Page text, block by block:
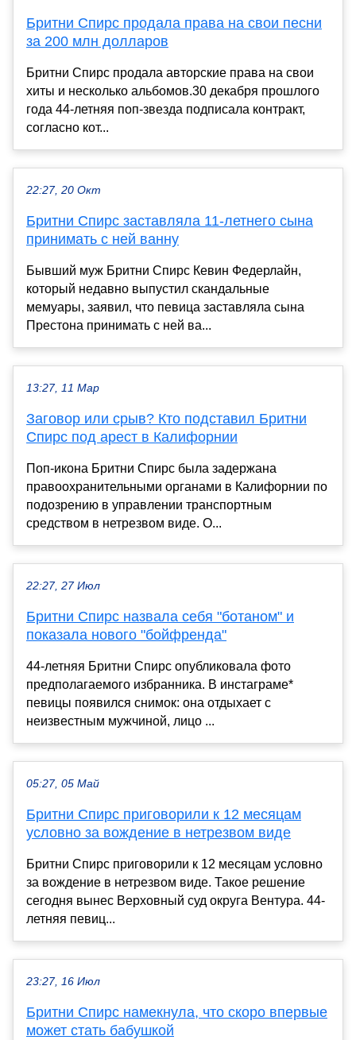
Бритни Спирс продала права на свои песни
за 200 млн долларов
Бритни Спирс продала авторские права на свои
хиты и несколько альбомов.30 декабря прошлого
года 44-летняя поп-звезда подписала контракт,
согласно кот...
22:27, 20 Окт
Бритни Спирс заставляла 11-летнего сына
принимать с ней ванну
Бывший муж Бритни Спирс Кевин Федерлайн,
который недавно выпустил скандальные
мемуары, заявил, что певица заставляла сына
Престона принимать с ней ва...
13:27, 11 Мар
Заговор или срыв? Кто подставил Бритни
Спирс под арест в Калифорнии
Поп-икона Бритни Спирс была задержана
правоохранительными органами в Калифорнии по
подозрению в управлении транспортным
средством в нетрезвом виде. О...
22:27, 27 Июл
Бритни Спирс назвала себя "ботаном" и
показала нового "бойфренда"
44-летняя Бритни Спирс опубликовала фото
предполагаемого избранника. В инстаграме*
певицы появился снимок: она отдыхает с
неизвестным мужчиной, лицо ...
05:27, 05 Май
Бритни Спирс приговорили к 12 месяцам
условно за вождение в нетрезвом виде
Бритни Спирс приговорили к 12 месяцам условно
за вождение в нетрезвом виде. Такое решение
сегодня вынес Верховный суд округа Вентура. 44-
летняя певиц...
23:27, 16 Июл
Бритни Спирс намекнула, что скоро впервые
может стать бабушкой